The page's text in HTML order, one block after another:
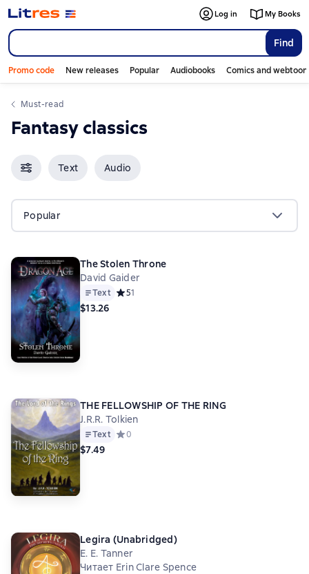
Find
Log in My Books
Promo code New releases Popular Audiobooks Comics and
Must-read
Fantasy classics
Text Audio
Popular
The Stolen Throne
David Gaider
Text Средний рейтинг 5 на основе 1 оценок
51
$13.26
THE FELLOWSHIP OF THE RING
J.R.R. Tolkien
Text Средний рейтинг 0 на основе 0 оценок
0
$7.49
Legira (Unabridged)
E. E. Tanner
Читает Erin Clare Spence